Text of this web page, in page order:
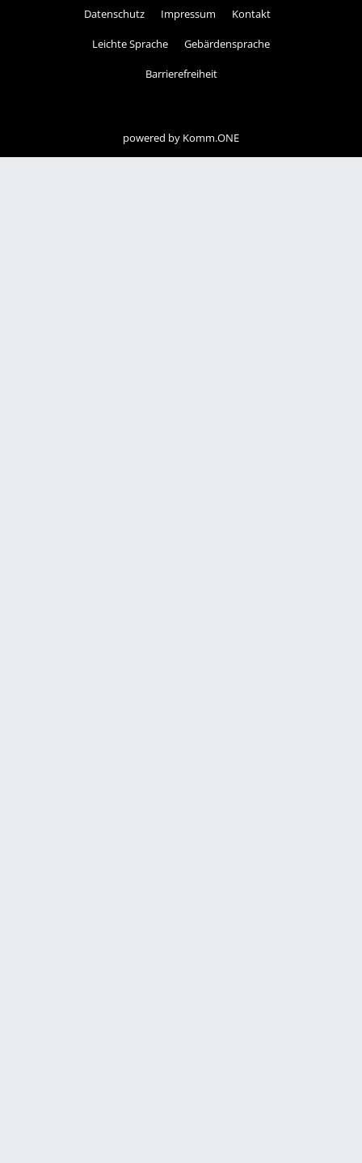
Datenschutz Impressum Kontakt
Leichte Sprache Gebärdensprache
Barrierefreiheit
powered by Komm.ONE